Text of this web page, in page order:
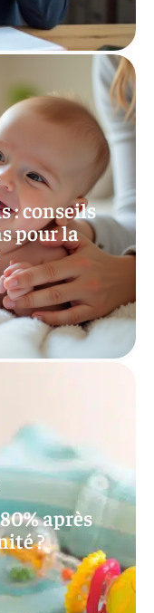
: conseils
pour la
après
?